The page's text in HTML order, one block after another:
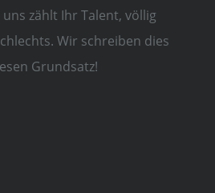
zählt Ihr Talent, völlig
Wir schreiben dies
Grundsatz!